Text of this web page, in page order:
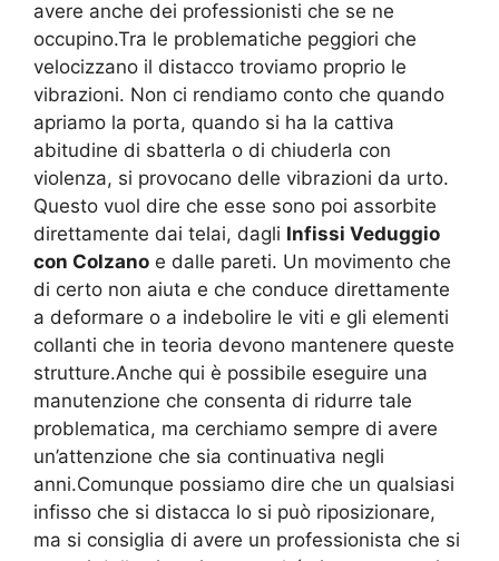
avere anche dei professionisti che se ne
occupino.Tra le problematiche peggiori che
velocizzano il distacco troviamo proprio le
vibrazioni. Non ci rendiamo conto che quando
apriamo la porta, quando si ha la cattiva
abitudine di sbatterla o di chiuderla con
violenza, si provocano delle vibrazioni da urto.
Questo vuol dire che esse sono poi assorbite
direttamente dai telai, dagli Infissi Veduggio
con Colzano e dalle pareti. Un movimento che
di certo non aiuta e che conduce direttamente
a deformare o a indebolire le viti e gli elementi
collanti che in teoria devono mantenere queste
strutture.Anche qui è possibile eseguire una
manutenzione che consenta di ridurre tale
problematica, ma cerchiamo sempre di avere
un’attenzione che sia continuativa negli
anni.Comunque possiamo dire che un qualsiasi
infisso che si distacca lo si può riposizionare,
ma si consiglia di avere un professionista che si